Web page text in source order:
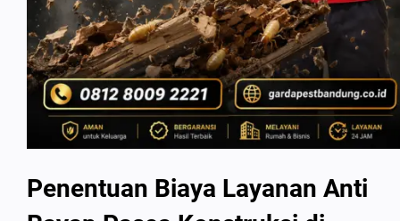
Penentuan Biaya Layanan Anti